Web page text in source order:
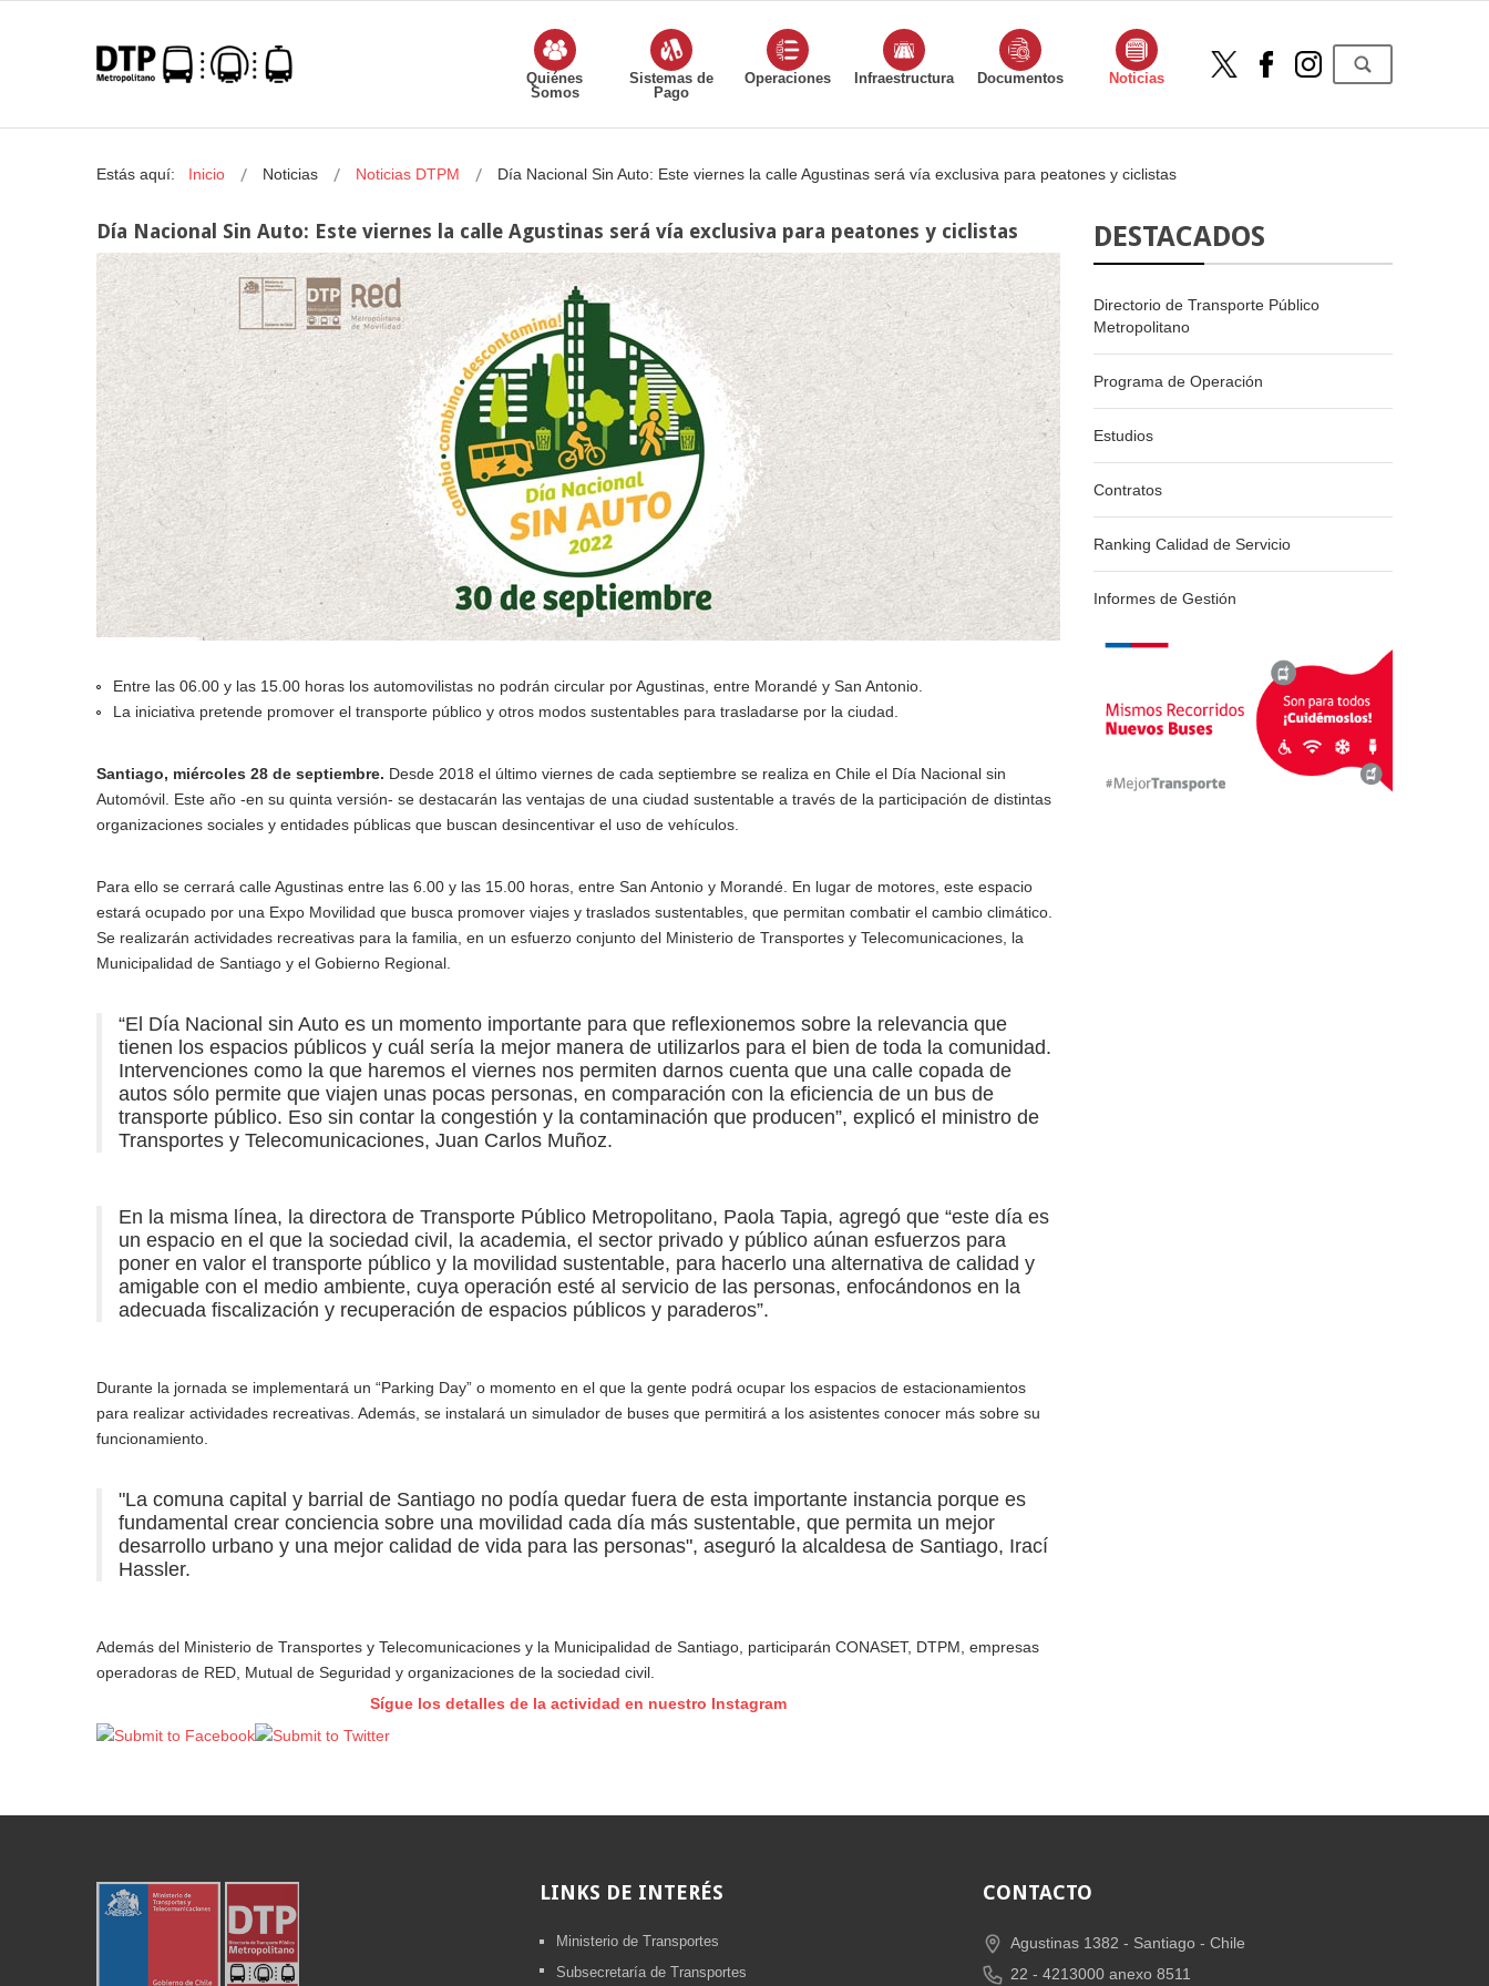
Quiénes
Somos
Sistemas de
Pago
Operaciones Infraestructura Documentos Noticias
Estás aquí: Inicio Noticias Noticias DTPM Día Nacional Sin Auto: Este viernes la calle Agustinas será vía exclusiva para peatones y ciclistas
Día Nacional Sin Auto: Este viernes la calle Agustinas será vía exclusiva para peatones y ciclistas
Entre las 06.00 y las 15.00 horas los automovilistas no podrán circular por Agustinas, entre Morandé y San Antonio.
La iniciativa pretende promover el transporte público y otros modos sustentables para trasladarse por la ciudad.
Santiago, miércoles 28 de septiembre. Desde 2018 el último viernes de cada septiembre se realiza en Chile el Día Nacional sin
Automóvil. Este año -en su quinta versión- se destacarán las ventajas de una ciudad sustentable a través de la participación de distintas
organizaciones sociales y entidades públicas que buscan desincentivar el uso de vehículos.
Para ello se cerrará calle Agustinas entre las 6.00 y las 15.00 horas, entre San Antonio y Morandé. En lugar de motores, este espacio
estará ocupado por una Expo Movilidad que busca promover viajes y traslados sustentables, que permitan combatir el cambio climático.
Se realizarán actividades recreativas para la familia, en un esfuerzo conjunto del Ministerio de Transportes y Telecomunicaciones, la
Municipalidad de Santiago y el Gobierno Regional.
“El Día Nacional sin Auto es un momento importante para que reflexionemos sobre la relevancia que
tienen los espacios públicos y cuál sería la mejor manera de utilizarlos para el bien de toda la comunidad.
Intervenciones como la que haremos el viernes nos permiten darnos cuenta que una calle copada de
autos sólo permite que viajen unas pocas personas, en comparación con la eficiencia de un bus de
transporte público. Eso sin contar la congestión y la contaminación que producen”, explicó el ministro de
Transportes y Telecomunicaciones, Juan Carlos Muñoz.
En la misma línea, la directora de Transporte Público Metropolitano, Paola Tapia, agregó que “este día es
un espacio en el que la sociedad civil, la academia, el sector privado y público aúnan esfuerzos para
poner en valor el transporte público y la movilidad sustentable, para hacerlo una alternativa de calidad y
amigable con el medio ambiente, cuya operación esté al servicio de las personas, enfocándonos en la
adecuada fiscalización y recuperación de espacios públicos y paraderos”.
Durante la jornada se implementará un “Parking Day” o momento en el que la gente podrá ocupar los espacios de estacionamientos
para realizar actividades recreativas. Además, se instalará un simulador de buses que permitirá a los asistentes conocer más sobre su
funcionamiento.
"La comuna capital y barrial de Santiago no podía quedar fuera de esta importante instancia porque es
fundamental crear conciencia sobre una movilidad cada día más sustentable, que permita un mejor
desarrollo urbano y una mejor calidad de vida para las personas", aseguró la alcaldesa de Santiago, Irací
Hassler.
Además del Ministerio de Transportes y Telecomunicaciones y la Municipalidad de Santiago, participarán CONASET, DTPM, empresas
operadoras de RED, Mutual de Seguridad y organizaciones de la sociedad civil.
Sígue los detalles de la actividad en nuestro Instagram
DESTACADOS
Directorio de Transporte Público
Metropolitano
Programa de Operación
Estudios
Contratos
Ranking Calidad de Servicio
Informes de Gestión
LINKS DE INTERÉS
Ministerio de Transportes
Subsecretaría de Transportes
CONTACTO
Agustinas 1382 - Santiago - Chile
22 - 4213000 anexo 8511